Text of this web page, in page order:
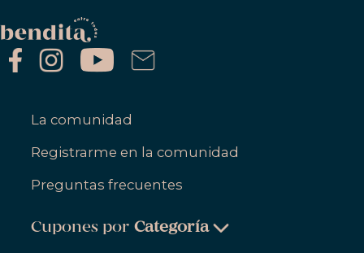
La comunidad
Registrarme en la comunidad
Preguntas frecuentes
Cupones porCategoría